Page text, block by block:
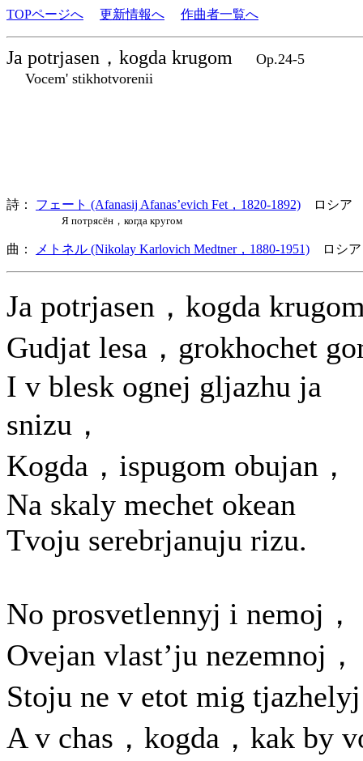
TOPページへ 更新情報へ 作曲者一覧へ
Ja potrjasen，kogda krugom
Op.24-5
Vocem' stikhotvorenii
詩： フェート (Afanasij Afanas’evich Fet，1820-1892) ロシア
Я потрясён，когда кругом
曲： メトネル (Nikolay Karlovich Medtner，1880-1951) ロシ
Ja potrjasen，kogda
Gudjat lesa，grokhochet
I v blesk ognej gljazhu ja
snizu，
Kogda，ispugom obujan，
Na skaly mechet okean
Tvoju serebrjanuju rizu.
No prosvetlennyj i nemoj，
Ovejan vlast’ju nezemnoj，
Stoju ne v etot mig
A v chas，kogda，kak by